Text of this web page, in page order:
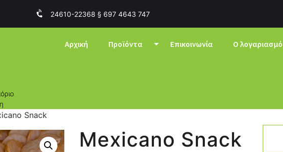
24610-22368 § 697 4643 747
Αρχική Προϊόντα Επικοινωνία Ο
Snack
Mexicano Snack